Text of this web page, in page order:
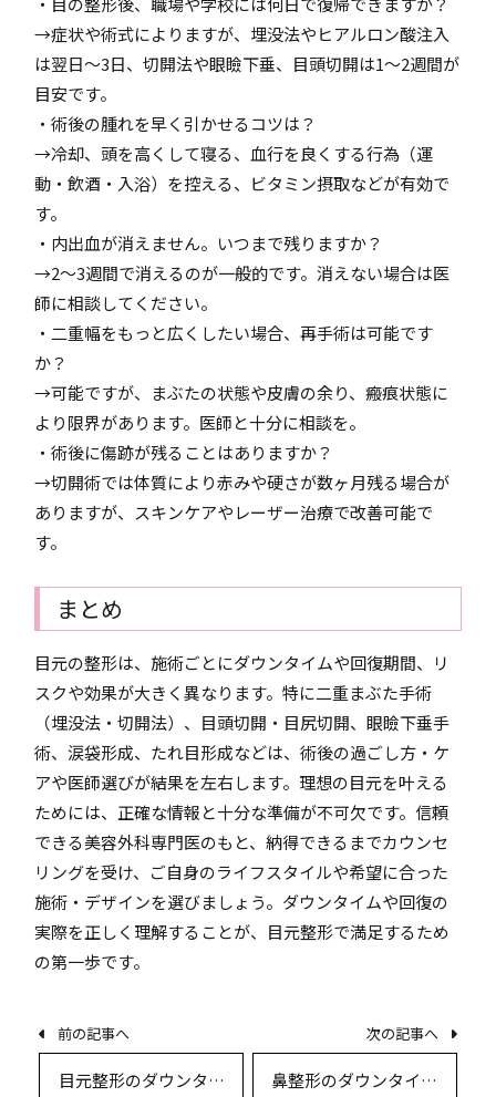
→症状や術式によりますが、埋没法やヒアルロン酸注入
は翌日～3日、切開法や眼瞼下垂、目頭切開は1～2週間が
目安です。
・術後の腫れを早く引かせるコツは？
→冷却、頭を高くして寝る、血行を良くする行為（運
動・飲酒・入浴）を控える、ビタミン摂取などが有効で
す。
・内出血が消えません。いつまで残りますか？
→2～3週間で消えるのが一般的です。消えない場合は医
師に相談してください。
・二重幅をもっと広くしたい場合、再手術は可能です
か？
→可能ですが、まぶたの状態や皮膚の余り、瘢痕状態に
より限界があります。医師と十分に相談を。
・術後に傷跡が残ることはありますか？
→切開術では体質により赤みや硬さが数ヶ月残る場合が
ありますが、スキンケアやレーザー治療で改善可能で
す。
まとめ
目元の整形は、施術ごとにダウンタイムや回復期間、リ
スクや効果が大きく異なります。特に二重まぶた手術
（埋没法・切開法）、目頭切開・目尻切開、眼瞼下垂手
術、涙袋形成、たれ目形成などは、術後の過ごし方・ケ
アや医師選びが結果を左右します。理想の目元を叶える
ためには、正確な情報と十分な準備が不可欠です。信頼
できる美容外科専門医のもと、納得できるまでカウンセ
リングを受け、ご自身のライフスタイルや希望に合った
施術・デザインを選びましょう。ダウンタイムや回復の
実際を正しく理解することが、目元整形で満足するため
の第一歩です。
前の記事へ
目元整形のダウンタイ
次の記事へ
鼻整形のダウンタイム